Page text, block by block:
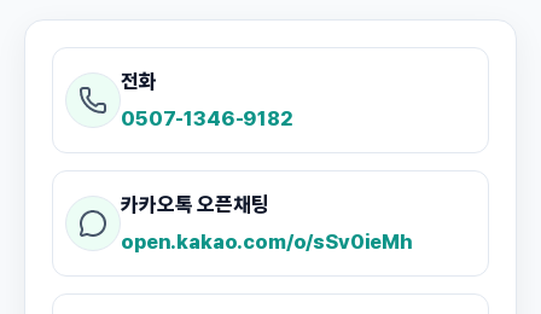
전화
0507-1346-9182
카카오톡 오픈채팅
open.kakao.com/o/sSv0ieMh